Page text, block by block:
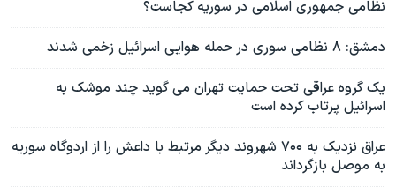
نظامی جمهوری اسلامی در سوریه کجاست؟
دمشق: ۸ نظامی سوری در حمله هوایی اسرائیل زخمی شدند
یک گروه عراقی تحت حمایت تهران می گوید چند موشک به
اسرائیل پرتاب کرده است
عراق نزدیک به ۷۰۰ شهروند دیگر مرتبط با داعش را از اردوگاه سوریه
به موصل بازگرداند